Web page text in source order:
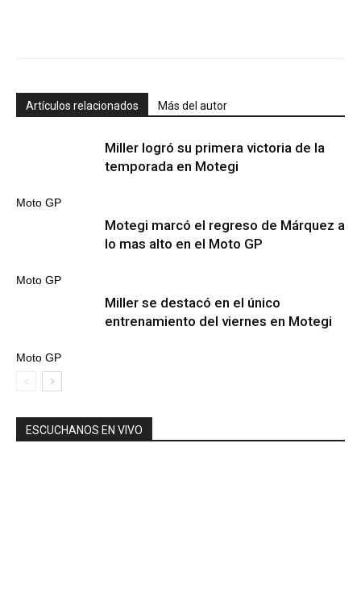
Artículos relacionados Más del autor
Moto GP
Miller logró su primera victoria de la
temporada en Motegi
Moto GP
Motegi marcó el regreso de Márquez a
lo mas alto en el Moto GP
Moto GP
Miller se destacó en el único
entrenamiento del viernes en Motegi
ESCUCHANOS EN VIVO